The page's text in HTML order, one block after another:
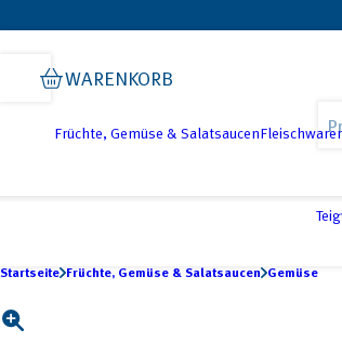
primary
main
footer
Früchte, Gemüse & Salatsaucen
WARENKORB
Startseite Früchte, Gemüse & Salatsaucen Gemüse